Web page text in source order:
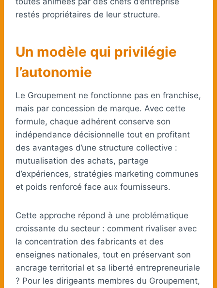
restés propriétaires de leur structure.
Un modèle qui privilégie
l’autonomie
Le Groupement ne fonctionne pas en franchise,
mais par concession de marque. Avec cette
formule, chaque adhérent conserve son
indépendance décisionnelle tout en profitant
des avantages d’une structure collective :
mutualisation des achats, partage
d’expériences, stratégies marketing communes
et poids renforcé face aux fournisseurs.
Cette approche répond à une problématique
croissante du secteur : comment rivaliser avec
la concentration des fabricants et des
enseignes nationales, tout en préservant son
ancrage territorial et sa liberté entrepreneuriale
? Pour les dirigeants membres du Groupement,